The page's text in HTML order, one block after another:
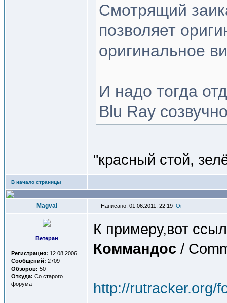
Смотрящий
позволяет
оригинальное
И надо тогда
Blu Ray
"красный стой,
В начало страницы
Magvai Написано: 01.06.2011, 22:19
Ветеран
Регистрация: 12.08.2006
Сообщений: 2709
Обзоров: 50
Откуда: Со старого
форума
К примеру,вот
Коммандоc /
http://rutracker.org/